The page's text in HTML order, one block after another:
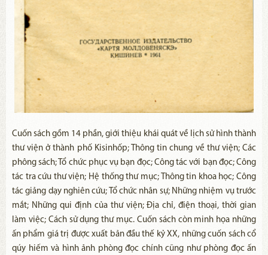
Cuốn sách gồm 14 phần, giới thiệu khái quát về lịch sử hình thành
thư viện ở thành phố Kisinhốp; Thông tin chung về thư viện; Các
phông sách; Tổ chức phục vụ bạn đọc; Công tác với bạn đọc; Công
tác tra cứu thư viện; Hệ thống thư mục; Thông tin khoa học; Công
tác giảng dạy nghiên cứu; Tổ chức nhân sự; Những nhiệm vụ trước
mắt; Những qui định của thư viện; Địa chỉ, điện thoại, thời gian
làm việc; Cách sử dụng thư mục. Cuốn sách còn minh họa những
ấn phẩm giá trị được xuất bản đầu thế kỷ XX, những cuốn sách cổ
qúy hiếm và hình ảnh phòng đọc chính cũng như phòng đọc ấn